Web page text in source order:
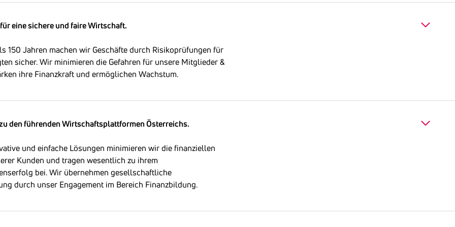
eine sichere und faire Wirtschaft.
150 Jahren machen wir Geschäfte durch Risikoprüfungen für
sicher. Wir minimieren die Gefahren für unsere Mitglieder &
ihre Finanzkraft und ermöglichen Wachstum.
Forderungen sorgen wir für spürbare Rückflüsse, denn es ist
vermitteln wir zwischen den Interessen der Beteiligten,
im Einklang mit den Erfordernissen des Datenschutzes.
von Insolvenzen halten wir den Wirtschaftskreislauf
bekommen Zahlungen, Sanierungen werden auf den
den führenden Wirtschaftsplattformen Österreichs.
und einfache Lösungen minimieren wir die finanziellen
Kunden und tragen wesentlich zu ihrem
bei. Wir übernehmen gesellschaftliche
durch unser Engagement im Bereich Finanzbildung.